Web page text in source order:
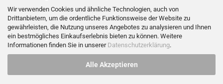
Wir verwenden Cookies und ähnliche Technologien, auch von
Drittanbietern, um die ordentliche Funktionsweise der Website zu
gewährleisten, die Nutzung unseres Angebotes zu analysieren und Ihnen
ein bestmögliches Einkaufserlebnis bieten zu können. Weitere
Informationen finden Sie in unserer Datenschutzerklärung.
Alle Akzeptieren
Vertrag widerrufen